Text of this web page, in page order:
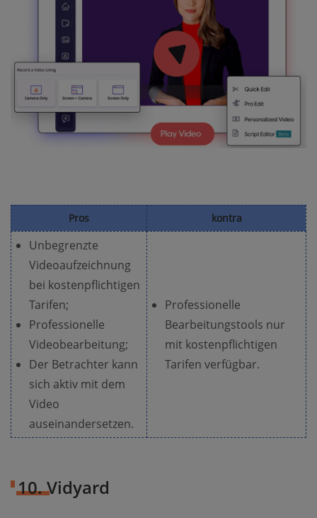
Pros kontra
Unbegrenzte
Videoaufzeichnung
bei kostenpflichtigen
Tarifen;
Professionelle
Videobearbeitung;
Der Betrachter kann
sich aktiv mit dem
Video
auseinandersetzen.
Professionelle
Bearbeitungstools nur
mit kostenpflichtigen
Tarifen verfügbar.
10. Vidyard